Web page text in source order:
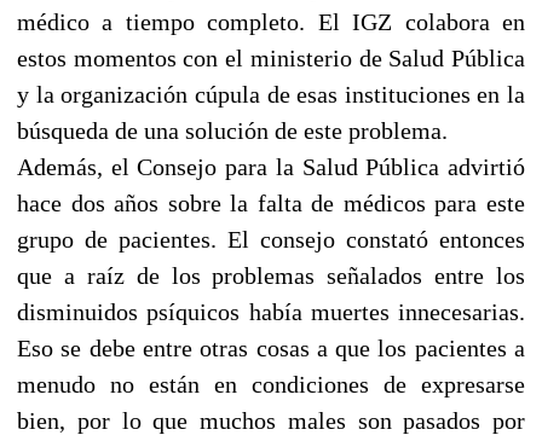
médico a tiempo completo. El IGZ colabora en
estos momentos con el ministerio de Salud Pública
y la organización cúpula de esas instituciones en la
búsqueda de una solución de este problema.
Además, el Consejo para la Salud Pública advirtió
hace dos años sobre la falta de médicos para este
grupo de pacientes. El consejo constató entonces
que a raíz de los problemas señalados entre los
disminuidos psíquicos había muertes innecesarias.
Eso se debe entre otras cosas a que los pacientes a
menudo no están en condiciones de expresarse
bien, por lo que muchos males son pasados por